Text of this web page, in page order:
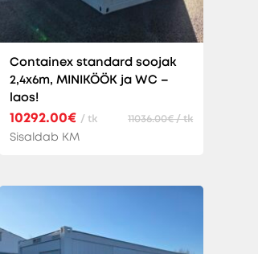
Containex standard soojak
2,4x6m, MINIKÖÖK ja WC –
laos!
10292.00€ / tk 11036.00€ / tk
Sisaldab KM